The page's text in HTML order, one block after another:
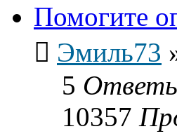
Помогите
Эмиль73
5
10357